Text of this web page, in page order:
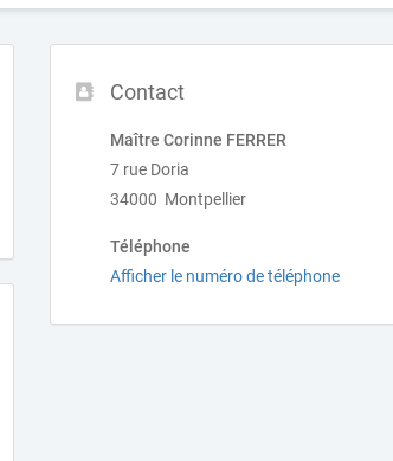
Contact
Maître Corinne FERRER
7 rue Doria
34000 Montpellier
Téléphone
Afficher le numéro de téléphone